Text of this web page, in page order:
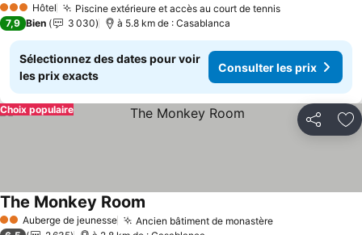
3 ÉtoilesHôtel Piscine extérieure et accès au court de tennis
7,9 Bien 3 030 à 5.8 km de : Casablanca
Sélectionnez des dates pour voir
les prix exacts
Consulter les prix
Partager
Choix populaire
2 ÉtoilesAuberge de jeunesse Ancien bâtiment de monastère
The Monkey Room